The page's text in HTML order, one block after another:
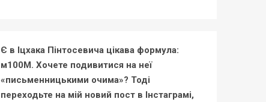
Є в Іцхака Пінтосевича цікава формула:
м100М. Хочете подивитися на неї
«письменницькими очима»? Тоді
переходьте на мій новий пост в Інстаграмі,